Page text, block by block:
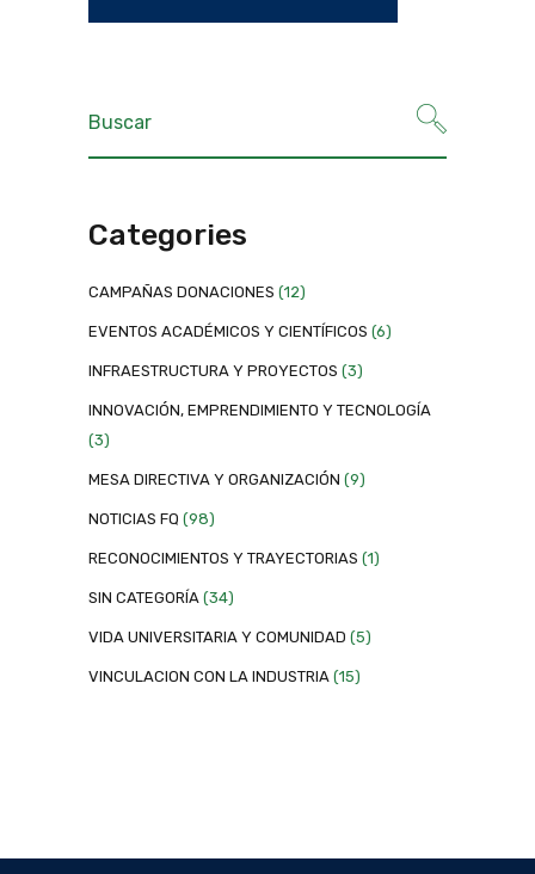
Categories
CAMPAÑAS DONACIONES (12)
EVENTOS ACADÉMICOS Y CIENTÍFICOS (6)
INFRAESTRUCTURA Y PROYECTOS (3)
INNOVACIÓN, EMPRENDIMIENTO Y TECNOLOGÍA
(3)
MESA DIRECTIVA Y ORGANIZACIÓN (9)
NOTICIAS FQ (98)
RECONOCIMIENTOS Y TRAYECTORIAS (1)
SIN CATEGORÍA (34)
VIDA UNIVERSITARIA Y COMUNIDAD (5)
VINCULACION CON LA INDUSTRIA (15)